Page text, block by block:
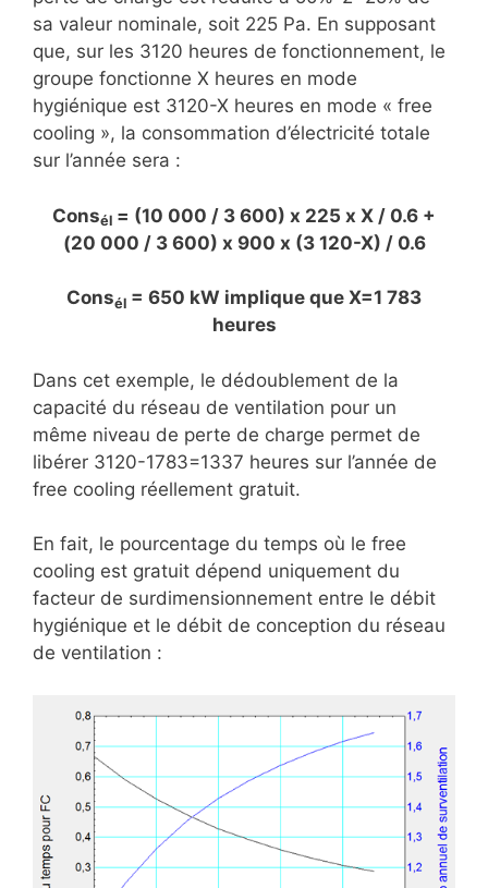
sa valeur nominale, soit 225 Pa. En supposant
que, sur les 3120 heures de fonctionnement, le
groupe fonctionne X heures en mode
hygiénique est 3120-X heures en mode « free
cooling », la consommation d’électricité totale
sur l’année sera :
Consél = (10 000 / 3 600) x 225 x X / 0.6 +
(20 000 / 3 600) x 900 x (3 120-X) / 0.6
Consél = 650 kW implique que X=1 783
heures
Dans cet exemple, le dédoublement de la
capacité du réseau de ventilation pour un
même niveau de perte de charge permet de
libérer 3120-1783=1337 heures sur l’année de
free cooling réellement gratuit.
En fait, le pourcentage du temps où le free
cooling est gratuit dépend uniquement du
facteur de surdimensionnement entre le débit
hygiénique et le débit de conception du réseau
de ventilation :